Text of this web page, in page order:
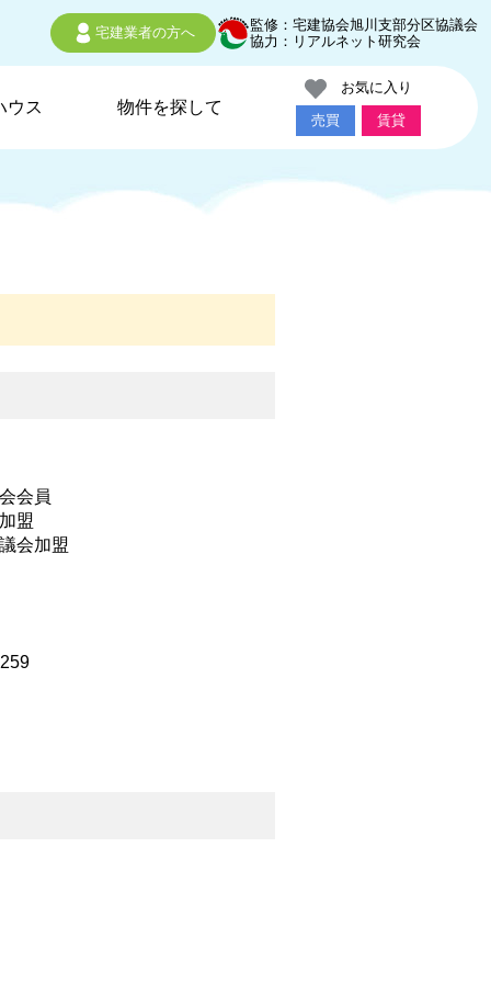
宅建業者の方へ
監修：宅建協会旭川支部分区協議会
協力：リアルネット研究会
ウス 物件を探して
お気に入り
売買
賃貸
会員
盟
会加盟